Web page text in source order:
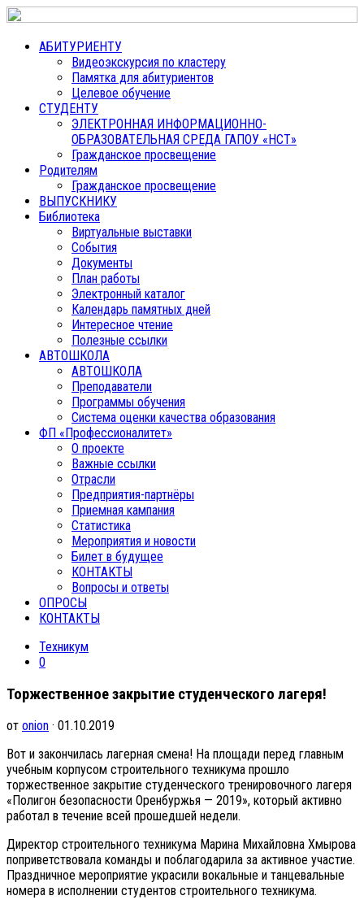
АБИТУРИЕНТУ
Видеоэкскурсия по кластеру
Памятка для абитуриентов
Целевое обучение
СТУДЕНТУ
ЭЛЕКТРОННАЯ ИНФОРМАЦИОННО-
ОБРАЗОВАТЕЛЬНАЯ СРЕДА ГАПОУ «НСТ»
Гражданское просвещение
Родителям
Гражданское просвещение
ВЫПУСКНИКУ
Библиотека
Виртуальные выставки
События
Документы
План работы
Электронный каталог
Календарь памятных дней
Интересное чтение
Полезные ссылки
АВТОШКОЛА
АВТОШКОЛА
Преподаватели
Программы обучения
Система оценки качества образования
ФП «Профессионалитет»
О проекте
Важные ссылки
Отрасли
Предприятия-партнёры
Приемная кампания
Статистика
Мероприятия и новости
Билет в будущее
КОНТАКТЫ
Вопросы и ответы
ОПРОСЫ
КОНТАКТЫ
Техникум
0
Торжественное закрытие студенческого лагеря!
от onion · 01.10.2019
Вот и закончилась лагерная смена! На площади перед главным
учебным корпусом строительного техникума прошло
торжественное закрытие студенческого тренировочного лагеря
«Полигон безопасности Оренбуржья — 2019», который активно
работал в течение всей прошедшей недели.
Директор строительного техникума Марина Михайловна Хмырова
поприветствовала команды и поблагодарила за активное участие.
Праздничное мероприятие украсили вокальные и танцевальные
номера в исполнении студентов строительного техникума.